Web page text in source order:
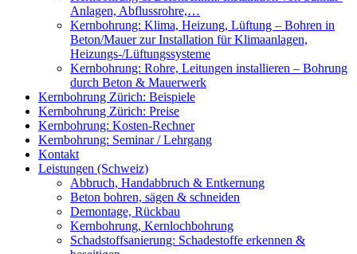
Anlagen, Abflussrohre,…
Kernbohrung: Klima, Heizung, Lüftung – Bohren in
Beton/Mauer zur Installation für Klimaanlagen,
Heizungs-/Lüftungssysteme
Kernbohrung: Rohre, Leitungen installieren – Bohrung
durch Beton & Mauerwerk
Kernbohrung Zürich: Beispiele
Kernbohrung Zürich: Preise
Kernbohrung: Kosten-Rechner
Kernbohrung: Seminar / Lehrgang
Kontakt
Leistungen (Schweiz)
Abbruch, Handabbruch & Entkernung
Beton bohren, sägen & schneiden
Demontage, Rückbau
Kernbohrung, Kernlochbohrung
Schadstoffsanierung: Schadestoffe erkennen &